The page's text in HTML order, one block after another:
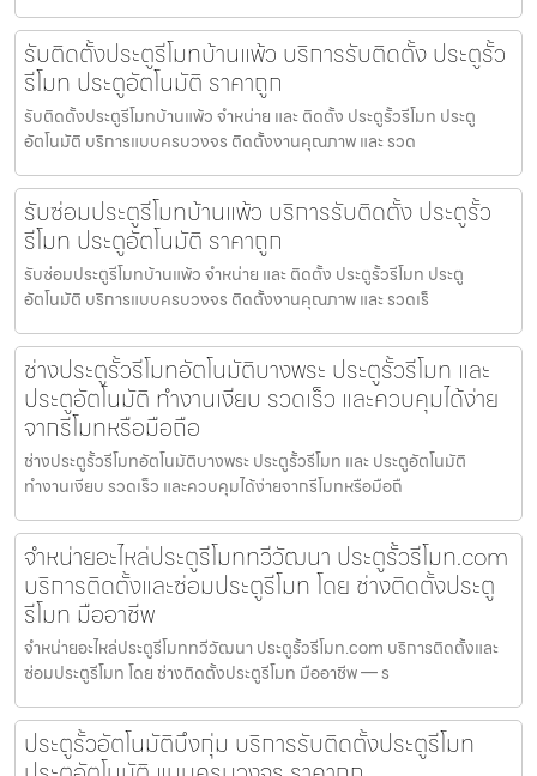
รับติดตั้งประตูรีโมทบ้านแพ้ว บริการรับติดตั้ง ประตูรั้ว
รีโมท ประตูอัตโนมัติ ราคาถูก
รับติดตั้งประตูรีโมทบ้านแพ้ว จำหน่าย และ ติดตั้ง ประตูรั้วรีโมท ประตู
อัตโนมัติ บริการแบบครบวงจร ติดตั้งงานคุณภาพ และ รวด
รับซ่อมประตูรีโมทบ้านแพ้ว บริการรับติดตั้ง ประตูรั้ว
รีโมท ประตูอัตโนมัติ ราคาถูก
รับซ่อมประตูรีโมทบ้านแพ้ว จำหน่าย และ ติดตั้ง ประตูรั้วรีโมท ประตู
อัตโนมัติ บริการแบบครบวงจร ติดตั้งงานคุณภาพ และ รวดเร็
ช่างประตูรั้วรีโมทอัตโนมัติบางพระ ประตูรั้วรีโมท และ
ประตูอัตโนมัติ ทำงานเงียบ รวดเร็ว และควบคุมได้ง่าย
จากรีโมทหรือมือถือ
ช่างประตูรั้วรีโมทอัตโนมัติบางพระ ประตูรั้วรีโมท และ ประตูอัตโนมัติ
ทำงานเงียบ รวดเร็ว และควบคุมได้ง่ายจากรีโมทหรือมือถื
จำหน่ายอะไหล่ประตูรีโมททวีวัฒนา ประตูรั้วรีโมท.com
บริการติดตั้งและซ่อมประตูรีโมท โดย ช่างติดตั้งประตู
รีโมท มืออาชีพ
จำหน่ายอะไหล่ประตูรีโมททวีวัฒนา ประตูรั้วรีโมท.com บริการติดตั้งและ
ซ่อมประตูรีโมท โดย ช่างติดตั้งประตูรีโมท มืออาชีพ — ร
ประตูรั้วอัตโนมัติบึงกุ่ม บริการรับติดตั้งประตูรีโมท